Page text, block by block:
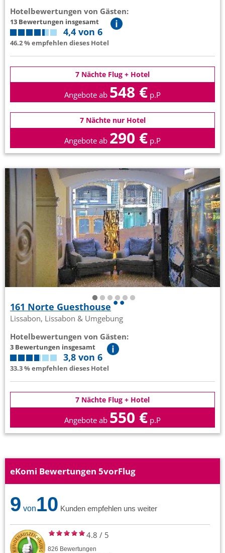
Hotelbewertungen von Gästen:
13 Bewertungen insgesamt
4,4 von 6
46.2 % empfehlen dieses Hotel
7 Nächte Flug + Hotel
Angebote ab 548 € p.P
7 Nächte nur Hotel
Angebote ab 290 € p.P
161 Norte Guesthouse
Lissabon, Lissabon & Umgebung
Hotelbewertungen von Gästen:
3 Bewertungen insgesamt
3,8 von 6
33.3 % empfehlen dieses Hotel
7 Nächte Flug + Hotel
Angebote ab 550 € p.P
eKomi Bewertungen 5vorFlug
9 von10 Kunden empfehlen uns weiter
4.8 / 5
826 Bewertungen